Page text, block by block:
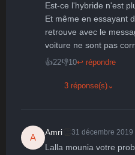
Est-ce l'hybride n'est
Et même en essayant
retrouve avec le
voiture ne sont pas
👍22👎10↩ répondre
3 réponse(s) ⌄
A
Amri 31 décembre 2019
Lalla mounia votre